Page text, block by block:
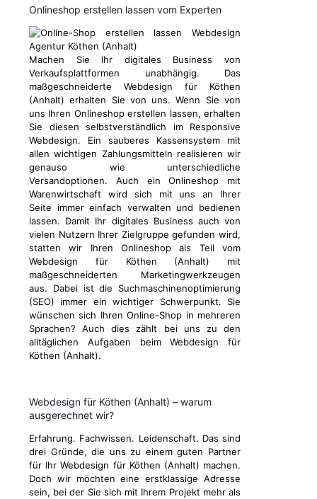
Onlineshop erstellen lassen vom Experten
Machen Sie Ihr digitales Business von
Verkaufsplattformen unabhängig. Das
maßgeschneiderte Webdesign für Köthen
(Anhalt) erhalten Sie von uns. Wenn Sie von
uns Ihren Onlineshop erstellen lassen, erhalten
Sie diesen selbstverständlich im Responsive
Webdesign. Ein sauberes Kassensystem mit
allen wichtigen Zahlungsmitteln realisieren wir
genauso wie unterschiedliche
Versandoptionen. Auch ein Onlineshop mit
Warenwirtschaft wird sich mit uns an Ihrer
Seite immer einfach verwalten und bedienen
lassen. Damit Ihr digitales Business auch von
vielen Nutzern Ihrer Zielgruppe gefunden wird,
statten wir Ihren Onlineshop als Teil vom
Webdesign für Köthen (Anhalt) mit
maßgeschneiderten Marketingwerkzeugen
aus. Dabei ist die Suchmaschinenoptimierung
(SEO) immer ein wichtiger Schwerpunkt. Sie
wünschen sich Ihren Online-Shop in mehreren
Sprachen? Auch dies zählt bei uns zu den
alltäglichen Aufgaben beim Webdesign für
Köthen (Anhalt).
Webdesign für Köthen (Anhalt) – warum
ausgerechnet wir?
Erfahrung. Fachwissen. Leidenschaft. Das sind
drei Gründe, die uns zu einem guten Partner
für Ihr Webdesign für Köthen (Anhalt) machen.
Doch wir möchten eine erstklassige Adresse
sein, bei der Sie sich mit Ihrem Projekt mehr als